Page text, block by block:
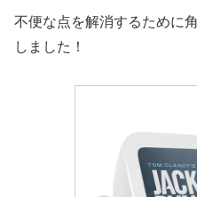
不便な点を解消するために
しました！